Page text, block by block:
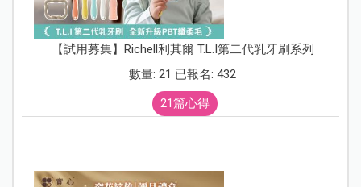
【試用募集】Richell利其爾 T.L.I第二代乳牙刷系列
數量: 21 已報名: 432
21篇心得